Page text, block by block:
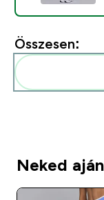
Összesen:
Neked